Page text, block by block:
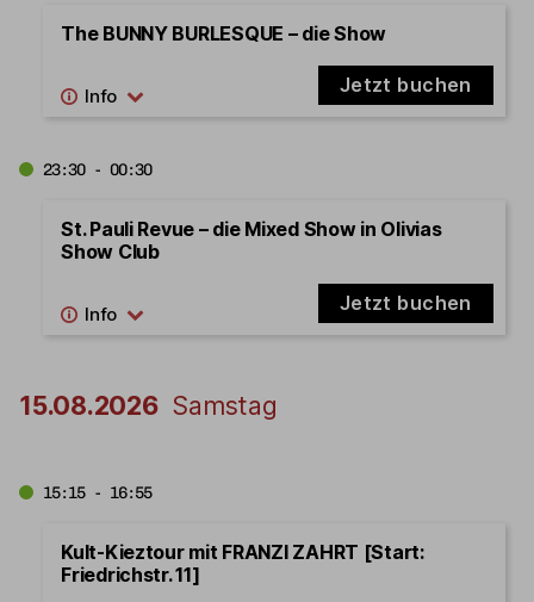
The BUNNY BURLESQUE – die Show
Jetzt buchen
23:30 - 00:30
St. Pauli Revue – die Mixed Show in Olivias
Show Club
Jetzt buchen
15.08.2026 Samstag
15:15 - 16:55
Kult-Kieztour mit FRANZI ZAHRT [Start:
Friedrichstr. 11]